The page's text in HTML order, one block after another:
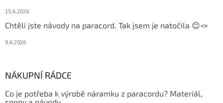
15.6.2026
Chtěli jste návody na paracord. Tak jsem je natočila 😊🪢
9.6.2026
NÁKUPNÍ RÁDCE
Co je potřeba k výrobě náramku z paracordu? Materiál,